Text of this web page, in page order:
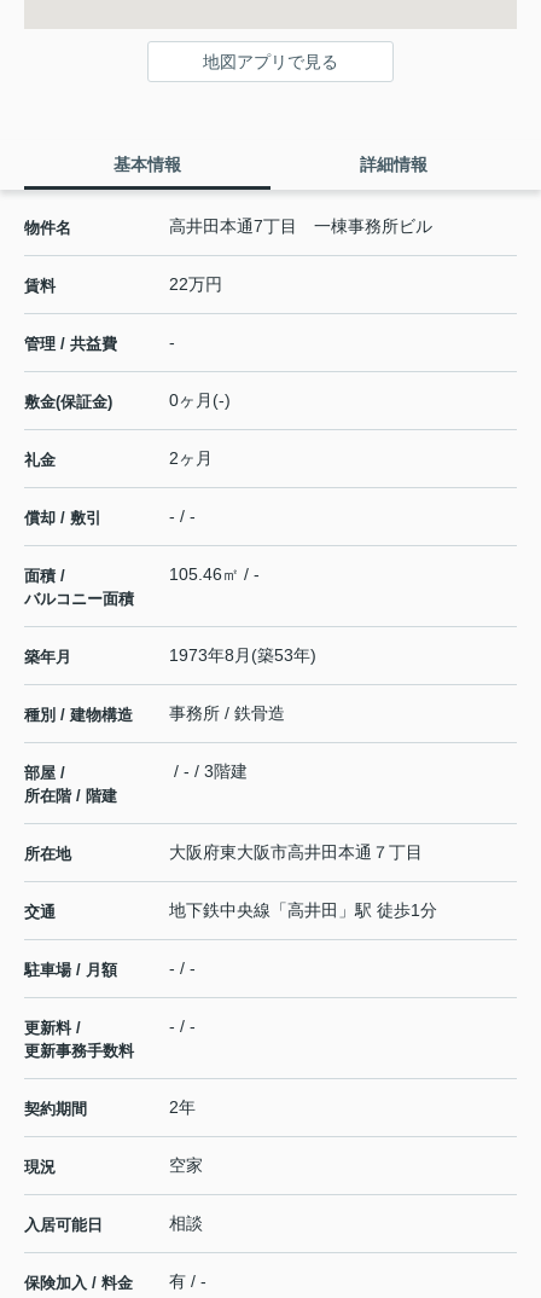
地図アプリで見る
基本情報 詳細情報
物件名 高井田本通7丁目 一棟事務所ビル
賃料 22万円
管理 / 共益費 -
敷金(保証金) 0ヶ月(-)
礼金 2ヶ月
償却 / 敷引 - / -
面積 /
バルコニー面積
105.46㎡ / -
築年月 1973年8月(築53年)
種別 / 建物構造 事務所 / 鉄骨造
部屋 /
所在階 / 階建
/ - / 3階建
所在地 大阪府東大阪市高井田本通 ７丁目
交通 地下鉄中央線 「高井田 」駅 徒歩1分
駐車場 / 月額 - / -
更新料 /
更新事務手数料
- / -
契約期間 2年
現況 空家
入居可能日 相談
保険加入 / 料金 有 / -